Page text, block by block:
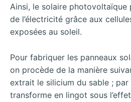
Ainsi, le solaire photovoltaïque
de l’électricité grâce aux
exposées au soleil.
Pour fabriquer les panneaux
on procède de la manière
extrait le silicium du sable ; par
transforme en lingot sous